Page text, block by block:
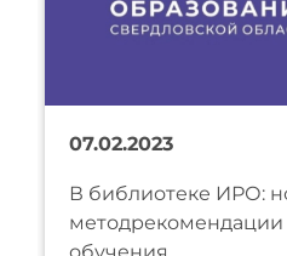
07.02.2023
В библиотеке ИРО:
методрекомендации